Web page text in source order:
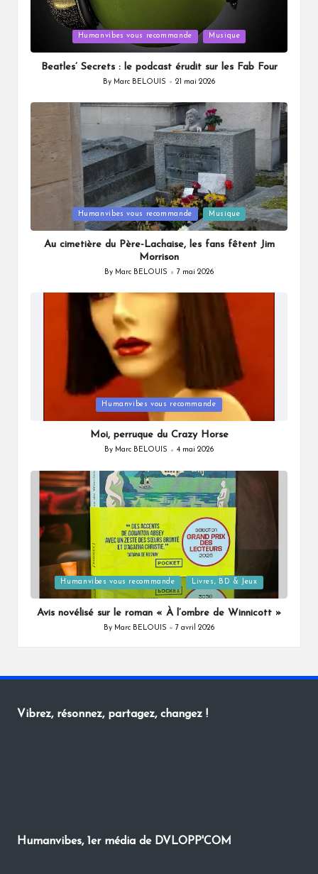
in
Humanvibes vous recommande Musique
Beatles’ Secrets : le podcast érudit sur les Fab Four
Posted
By Marc BELOUIS 21 mai 2026
in
Humanvibes vous recommande Musique
Au cimetière du Père-Lachaise, les fans fêtent Jim
Morrison
Posted
By Marc BELOUIS 7 mai 2026
in
Humanvibes vous recommande
Moi, perruque du Crazy Horse
Posted
By Marc BELOUIS 4 mai 2026
Posted
in
Humanvibes vous recommande Livres, BD & Jeux
Avis novélisé sur le roman « À l’ombre de Winnicott »
Posted
By Marc BELOUIS 7 avril 2026
Vibrez, résonnez, partagez, changez !
Humanvibes, 1er média de DVLOPP'COM